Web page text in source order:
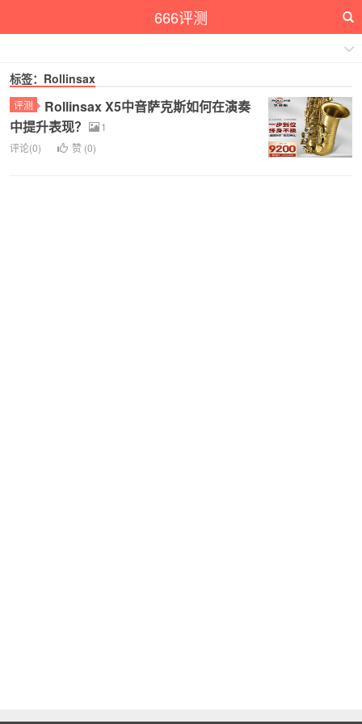
666评测
标签：Rollinsax
评测
Rollinsax X5中音萨克斯如何在演奏
中提升表现？
1
评论(0)
赞 (0)